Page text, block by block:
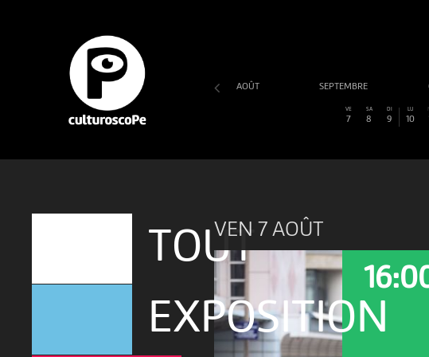
AOÛT SEPTEMBRE
VE
7
SA
8
DI
9
LU
10
TOUT
EXPOSITION
VEN 7 AOÛT